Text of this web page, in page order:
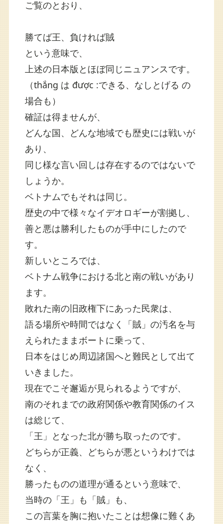
ご覧のとおり、
勝てば王、負ければ賊
という意味で、
上述の日本版とほぼ同じニュアンスです。
（thắng は được :できる、なしとげる の
場合も）
確証は得ませんが、
どんな国、どんな地域でも歴史には戦いが
あり、
同じ様な言い回しは存在するのではないで
しょうか。
ベトナムでもそれは同じ。
歴史の中で様々なイデオロギーが割拠し、
善と悪は勝利したものが手中にしたので
す。
新しいところでは、
ベトナム戦争における北と南の戦いがあり
ます。
敗れた南の旧政権下にあった民衆は、
語る場所や時間ではなく「賊」の汚名を与
えられたままボートに乗って、
日本をはじめ周辺諸国へと難民として出て
いきました。
現在でこそ邂逅が見られるようですが、
南のそれまでの政府関係や教育関係のイス
は総じて、
「王」となった北が勝ち取ったのです。
どちらが正義、どちらが悪というわけでは
なく、
勝ったものの道理が通るという意味で、
当時の「王」も「賊」も、
この言葉を胸に抱いたことは想像に難くあ